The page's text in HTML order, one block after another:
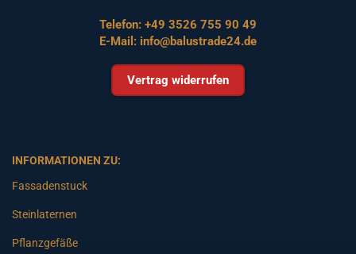
Telefon: +49 3526 755 90 49
E-Mail: info@balustrade24.de
Vertrag widerrufen
INFORMATIONEN ZU:
Fassadenstuck
Steinlaternen
Pflanzgefäße